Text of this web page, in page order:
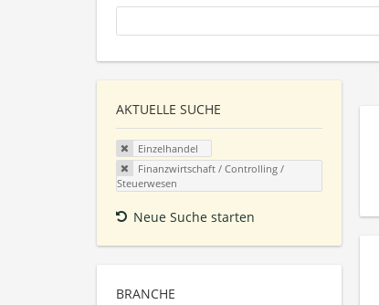
AKTUELLE SUCHE
Einzelhandel
Finanzwirtschaft / Controlling /
Steuerwesen
Neue Suche starten
BRANCHE